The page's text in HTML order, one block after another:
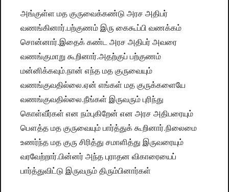
அங்குள்ள மத குருவைக்கண்டு அரச அதிபர்
வணங்கினார்.பற்குணம் இரு கைகூப்பி வணக்கம்
சொன்னார்.இதைக் கண்ட அரச அதிபர் அவரை
வணங்குமாறு கூறினார்.அதற்குப் பற்குணம்
மன்னிக்கவும்.நான் எந்த மத குருவையும்
வணங்குவதில்லை.ஏன் எங்கள் மத குருக்களையே
வணங்குவதில்லை.நீங்கள் இருவரும் புரிந்து
கொள்வீர்கள் என நம்புகிறேன் என அரச அதிபரையும்
பௌத்த மத குருவையும் பார்த்துக் கூறினார்.நிலைமை
உணர்ந்த மத குரு சிரித்து சமாளித்து இருவரையும்
வரவேற்றார்.பின்னர் அந்த புராதன விகாரையைப்
பார்த்துவிட்டு இருவரும் திரும்பினார்கள்